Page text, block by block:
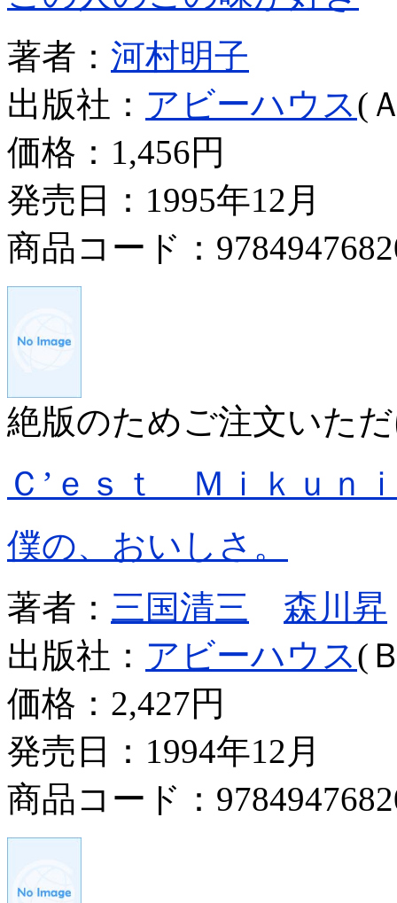
著者： 河村明子
出版社： アビーハウス(
価格： 1,456円
発売日：1995年12月
商品コード：
絶版のためご注文いた
Ｃ’ｅｓｔ Ｍｉｋｕｎ
僕の、おいしさ。
著者： 三国清三
森川昇
出版社： アビーハウス(
価格： 2,427円
発売日：1994年12月
商品コード：